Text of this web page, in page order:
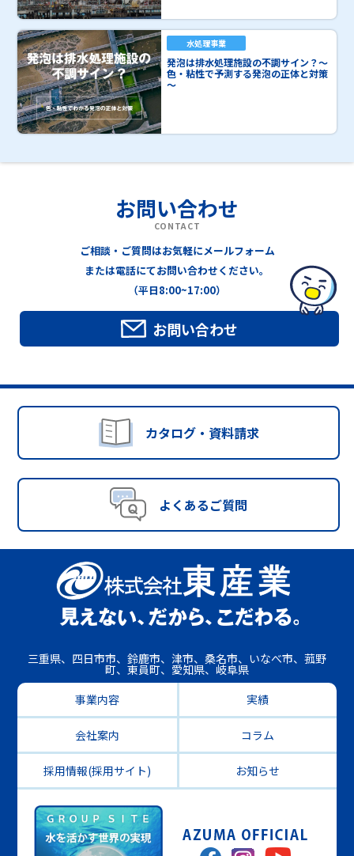
水処理事業
発泡は排水処理施設の不調サイン？～
色・粘性で予測する発泡の正体と対策
～
お問い合わせ
CONTACT
ご相談・ご質問はお気軽にメールフォーム
または電話にてお問い合わせください。
（平日8:00~17:00）
お問い合わせ
カタログ・資料請求
よくあるご質問
三重県、四日市市、鈴鹿市、津市、桑名市、いなべ市、菰野
町、東員町、愛知県、岐阜県
事業内容
実績
会社案内 コラム
採用情報(採用サイト) お知らせ